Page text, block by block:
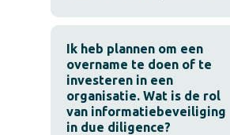
Ik heb plannen om een
overname te doen of te
investeren in een
organisatie. Wat is de rol
van informatiebeveiliging
in due diligence?